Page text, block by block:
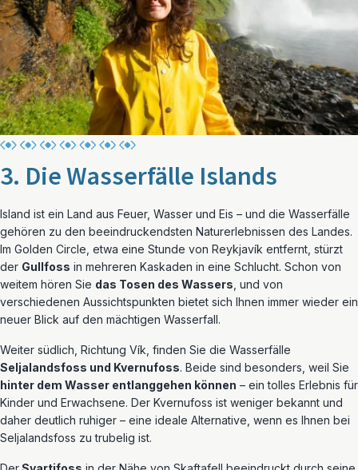
3. Die Wasserfälle Islands
Island ist ein Land aus Feuer, Wasser und Eis – und die Wasserfälle
gehören zu den beeindruckendsten Naturerlebnissen des Landes.
Im Golden Circle, etwa eine Stunde von Reykjavík entfernt, stürzt
der Gullfoss in mehreren Kaskaden in eine Schlucht. Schon von
weitem hören Sie das Tosen des Wassers , und von
verschiedenen Aussichtspunkten bietet sich Ihnen immer wieder ein
neuer Blick auf den mächtigen Wasserfall.
Weiter südlich, Richtung Vík, finden Sie die Wasserfälle
Seljalandsfoss und Kvernufoss. Beide sind besonders, weil Sie
hinter dem Wasser entlanggehen können – ein tolles Erlebnis für
Kinder und Erwachsene. Der Kvernufoss ist weniger bekannt und
daher deutlich ruhiger – eine ideale Alternative, wenn es Ihnen bei
Seljalandsfoss zu trubelig ist.